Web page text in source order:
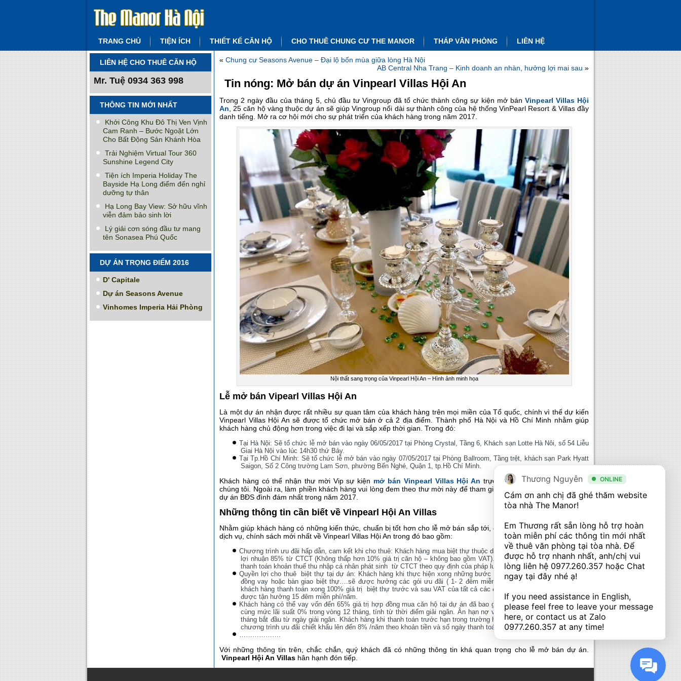
TRANG CHỦ TIỆN ÍCH THIẾT KẾ CĂN HỘ CHO THUÊ CHUNG CƯ THE MANOR THÁP VĂN PHÒNG LIÊN HỆ
LIÊN HỆ CHO THUÊ CĂN HỘ
Mr. Tuệ 0934 363 998
THÔNG TIN MỚI NHẤT
Khởi Công Khu Đô Thị Ven Vịnh
Cam Ranh – Bước Ngoặt Lớn
Cho Bất Động Sản Khánh Hòa
Trải Nghiệm Virtual Tour 360
Sunshine Legend City
Tiện ích Imperia Holiday The
Bayside Hạ Long điểm đến nghỉ
dưỡng tự thân
Hạ Long Bay View: Sở hữu vĩnh
viễn đảm bảo sinh lời
Lý giải cơn sóng đầu tư mang
tên Sonasea Phú Quốc
DỰ ÁN TRỌNG ĐIỂM 2016
D' Capitale
Dự án Seasons Avenue
Vinhomes Imperia Hải Phòng
« Chung cư Seasons Avenue – Đại lộ bốn mùa giữa lòng Hà Nội
AB Central Nha Trang – Kinh doanh an nhàn, hưởng lợi mai sau »
Tin nóng: Mở bán dự án Vinpearl Villas Hội An
Trong 2 ngày đầu của tháng 5, chủ đầu tư Vingroup đã tổ chức thành công sự kiện mở bán Vinpearl Villas Hội
An , 25 căn hộ vàng thuộc dự án sẽ giúp Vingroup nối dài sự thành công của hệ thống VinPearl Resort & Villas đầy
danh tiếng. Mở ra cơ hội mới cho sự phát triển của khách hàng trong năm 2017.
Nội thất sang trọng của Vinpearl Hội An – Hình ảnh minh họa
Lễ mở bán Vipearl Villas Hội An
Là một dự án nhận được rất nhiều sự quan tâm của khách hàng trên mọi miền của Tổ quốc, chính vì thế dự kiến
Vinpearl Villas Hội An sẽ được tổ chức mở bán ở cả 2 địa điểm. Thành phố Hà Nội và Hồ Chí Minh nhằm giúp
khách hàng chủ động hơn trong việc đi lại và sắp xếp thời gian. Trong đó:
Tại Hà Nội: Sẽ tổ chức lễ mở bán vào ngày 06/05/2017 tại Phòng Crystal, Tầng 6, Khách sạn Lotte Hà Nôi, số 54 Liễu
Giai Hà Nội vào lúc 14h30 thứ Bảy.
Tại Tp.Hồ Chí Minh: Sẽ tổ chức lễ mở bán vào ngày 07/05/2017 tại Phòng Ballroom, Tầng trệt, khách sạn Park Hyatt
Saigon, Số 2 Công trường Lam Sơn, phường Bến Nghé, Quận 1, tp.Hồ Chí Minh.
Khách hàng có thể nhận thư mời Vip sự kiện mở bán Vinpearl Villas Hội An trực tiếp thông qua website của
chúng tôi. Ngoài ra, làm phiền khách hàng vui lòng đem theo thư mời này để tham gia một trong những lễ mở bán
dự án BĐS đình đám nhất trong năm 2017.
Những thông tin cần biết về Vinpearl Hội An Villas
Nhằm giúp khách hàng có những kiến thức, chuẩn bị tốt hơn cho lễ mở bán sắp tới, chúng tôi xin cung cấp những
dịch vụ, chính sách mới nhất về Vinpearl Villas Hội An trong đó bao gồm:
Chương trình ưu đãi hấp dẫn, cam kết khi cho thuê: Khách hàng mua biệt thự thuộc dự án sẽ chắc chắn thu về khoản
lợi nhuận 85% từ CTCT (Không thấp hơn 10% giá trị căn hộ – không bao gồm VAT). Một lưu ý đó là khách hàng sẽ
thanh toán khoản thuế thu nhập cá nhân phát sinh từ CTCT theo quy định của pháp luật.
Quyền lợi cho thuê biệt thự tại dự án: Khách hàng khi thực hiện xong những bước như ký thỏa thuận đặt cọc, hợp
đồng vay hoặc bàn giao biệt thự….sẽ được hưởng các gói ưu đãi ( 1- 2 đêm miễn phí tại biệt thự ). Đặc biệt khi
khách hàng thanh toán xong 100% giá trị biệt thự trước và sau VAT của tất cả các đợt thanh toán đúng thời hạn sẽ
được tận hưởng 15 đêm miễn phí/năm.
Khách hàng có thể vay vốn đến 65% giá trị hợp đồng mua căn hộ tại dự án đã bao gồm VAT trong vòng 5 – 20 năm
cùng mức lãi suất 0% trong vòng 12 tháng, tính từ thời điểm giải ngân. Ân hạn nợ và miễn phí trả nợ trước hạn 12
tháng bắt đầu từ ngày giải ngân. Khách hàng khi thanh toán trước hạn trong trường hợp dưới 100% sẽ được hưởng
chương trình ưu đãi chiết khấu lên đến 8% /năm theo khoản tiền và số ngày thanh toán trước hạn
……………….
Với những thông tin trên, chắc chắn, quý khách đã có những thông tin khá quan trọng cho lễ mở bán dự án.
Vinpearl Hội An Villas hân hạnh đón tiếp.
Thương Nguyễn ONLINE
Cám ơn anh chị đã ghé thăm website
tòa nhà The Manor!
Em Thương rất sẵn lòng hỗ trợ hoàn
toàn miễn phí các thông tin mới nhất
về thuê văn phòng tại tòa nhà. Để
được hỗ trợ nhanh nhất, anh/chị vui
lòng liên hệ 0977.260.357 hoặc Chat
ngay tại đây nhé ạ!
If you need assistance in English,
please feel free to leave your message
0977.260.357 at any time!